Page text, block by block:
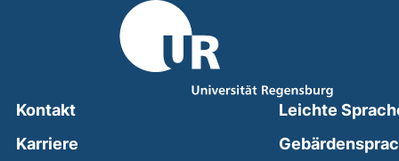
Kontakt
Karriere
Leichte